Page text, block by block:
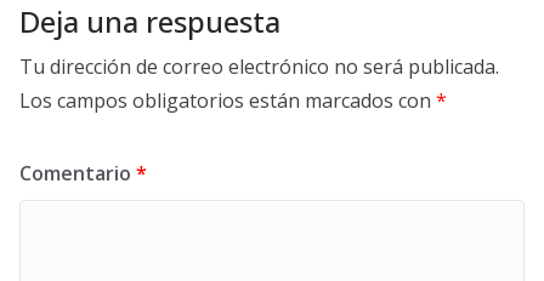
Deja una respuesta
Tu dirección de correo electrónico no será publicada.
Los campos obligatorios están marcados con *
Comentario *